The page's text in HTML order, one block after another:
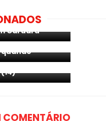
com a
Caruaru
pessoas com
mais vão
vacina
19; veja a
Pernambuco
das Feiras no
próxima
COMENTÁRIO